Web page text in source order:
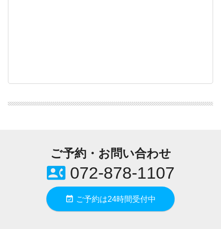
ご予約・お問い合わせ
contact_phone072-878-1107
event_available ご予約は24時間受付中